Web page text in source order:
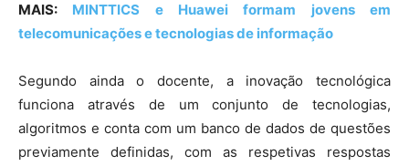
MAIS: MINTTICS e Huawei formam jovens em
telecomunicações e tecnologias de informação
Segundo ainda o docente, a inovação tecnológica
funciona através de um conjunto de tecnologias,
algoritmos e conta com um banco de dados de questões
previamente definidas, com as respetivas respostas